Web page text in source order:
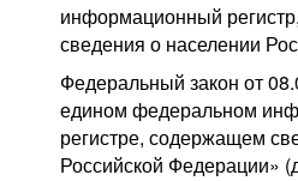
информационный
сведения о населении
Федеральный закон от
едином федеральном
регистре, содержащем
Российской Федерации»